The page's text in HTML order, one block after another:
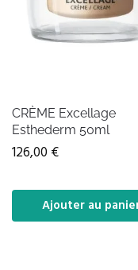
CRÈME Excellage
Esthederm 50ml
126,00 €
Ajouter au